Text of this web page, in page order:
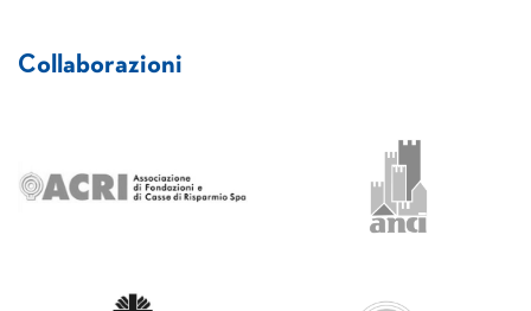
Collaborazioni